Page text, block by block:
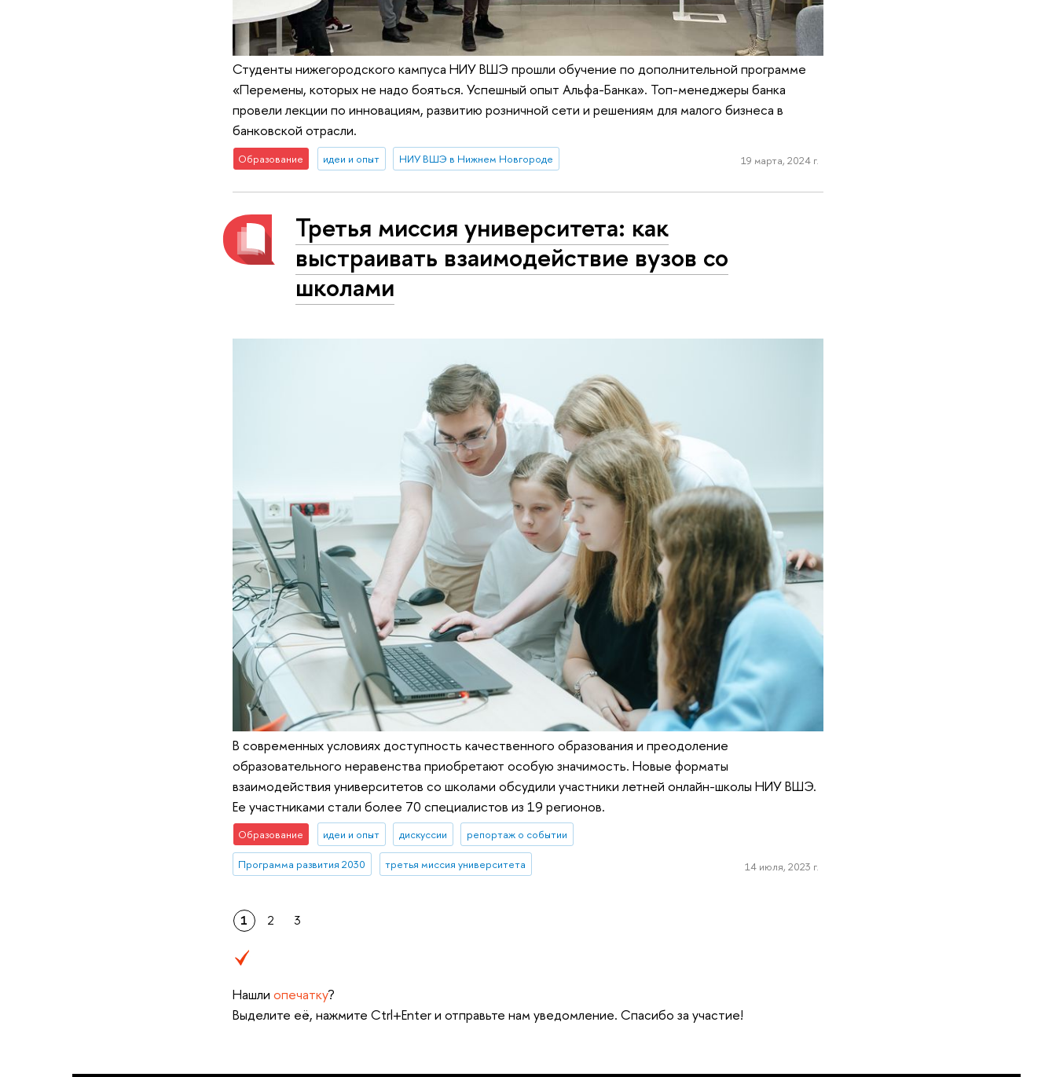
Студенты нижегородского кампуса НИУ ВШЭ прошли обучение по дополнительной программе
«Перемены, которых не надо бояться. Успешный опыт Альфа-Банка». Топ-менеджеры банка
провели лекции по инновациям, развитию розничной сети и решениям для малого бизнеса в
банковской отрасли.
Образование идеи и опыт НИУ ВШЭ в Нижнем Новгороде 19 марта, 2024 г.
Третья миссия университета: как
выстраивать взаимодействие вузов со
школами
В современных условиях доступность качественного образования и преодоление
образовательного неравенства приобретают особую значимость. Новые форматы
взаимодействия университетов со школами обсудили участники летней онлайн-школы НИУ ВШЭ.
Ее участниками стали более 70 специалистов из 19 регионов.
Образование идеи и опыт дискуссии репортаж о событии
Программа развития 2030 третья миссия университета 14 июля, 2023 г.
1 2 3
Нашли опечатку?
Выделите её, нажмите Ctrl+Enter и отправьте нам уведомление. Спасибо за участие!